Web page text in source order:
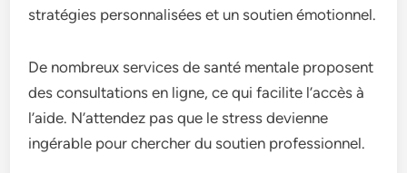
stratégies personnalisées et un soutien émotionnel.
De nombreux services de santé mentale proposent
des consultations en ligne, ce qui facilite l’accès à
l’aide. N’attendez pas que le stress devienne
ingérable pour chercher du soutien professionnel.